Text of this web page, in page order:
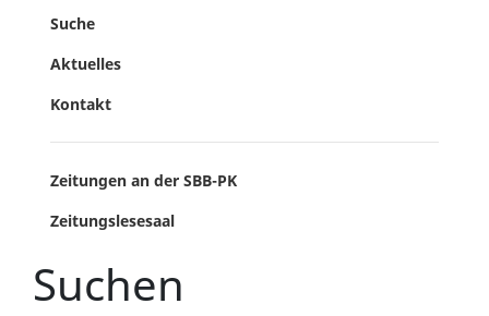
Suche
Aktuelles
Kontakt
Zeitungen an der SBB-PK
Zeitungslesesaal
Suchen